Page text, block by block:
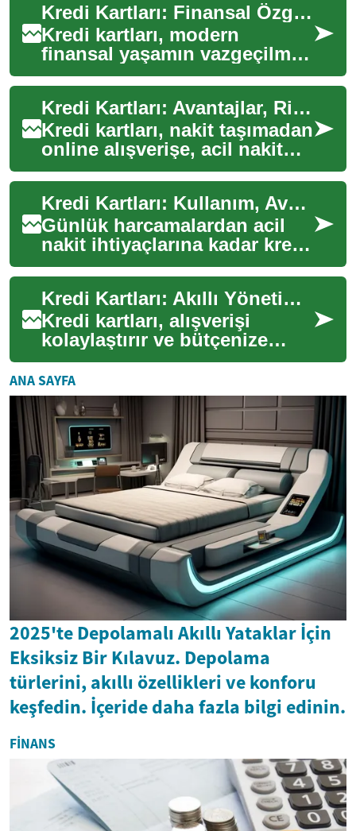
Kredi Kartları: Finansal Özgürlüğünüzün Anahtarı
Kredi kartları, modern
finansal yaşamın vazgeçilmez
araçlarından biri haline
gelmiştir. Nakit taşıma
zorunluluğunu or...
Kredi Kartları: Avantajlar, Riskler ve Akıllı Seçimler
Kredi kartları, nakit taşımadan
online alışverişe, acil nakit
ihtiyaçlarından puan ve mil
fırsatlarına kadar pek çok ...
Kredi Kartları: Kullanım, Avantajlar ve Doğru Seçim Rehberi
Günlük harcamalardan acil
nakit ihtiyaçlarına kadar kredi
kartları hayatı kolaylaştırır. Bu
rehberde kredi kartının ç...
Kredi Kartları: Akıllı Yönetimle Finansal Özgürlük
Kredi kartları, alışverişi
kolaylaştırır ve bütçenize
esneklik kazandırır. Doğru
kullanımda puan, mil ve nakit
iade g...
ANA SAYFA
2025'te Depolamalı Akıllı Yataklar İçin
Eksiksiz Bir Kılavuz. Depolama
türlerini, akıllı özellikleri ve konforu
keşfedin. İçeride daha fazla bilgi edinin.
FINANS